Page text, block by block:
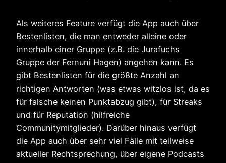
Als weiteres Feature verfügt die App auch über
Bestenlisten, die man entweder alleine oder
innerhalb einer Gruppe (z.B. die Jurafuchs
Gruppe der Fernuni Hagen) angehen kann. Es
gibt Bestenlisten für die größte Anzahl an
richtigen Antworten (was etwas witzlos ist, da es
für falsche keinen Punktabzug gibt), für Streaks
und für Reputation (hilfreiche
Communitymitglieder). Darüber hinaus verfügt
die App auch über sehr viel Fälle mit teilweise
aktueller Rechtsprechung, über eigene Podcasts